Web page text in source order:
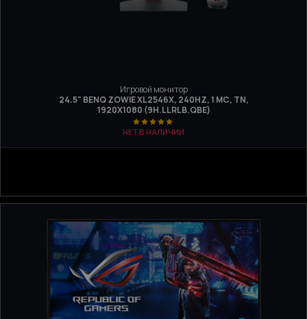
Игровой монитор
24.5" BENQ ZOWIE XL2546X, 240HZ, 1 МС, TN,
1920Х1080 (9H.LLRLB.QBE)
НЕТ В НАЛИЧИИ